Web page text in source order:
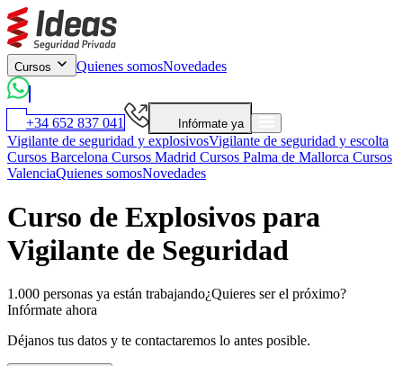
Cursos Quienes somosNovedades
+34 652 837 041 Infórmate ya
Vigilante de seguridad y explosivosVigilante de seguridad y escolta
Cursos Barcelona Cursos Madrid Cursos Palma de Mallorca Cursos
ValenciaQuienes somosNovedades
Curso de Explosivos para
Vigilante de Seguridad
1.000 personas ya están trabajando¿Quieres ser el próximo?
Infórmate ahora
Déjanos tus datos y te contactaremos lo antes posible.